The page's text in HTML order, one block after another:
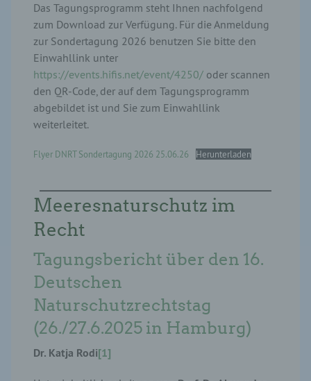
Das Tagungsprogramm steht Ihnen nachfolgend
zum Download zur Verfügung. Für die Anmeldung
zur Sondertagung 2026 benutzen Sie bitte den
Einwahllink unter
https://events.hifis.net/event/4250/ oder scannen
den QR-Code, der auf dem Tagungsprogramm
abgebildet ist und Sie zum Einwahllink
weiterleitet.
Flyer DNRT Sondertagung 2026 25.06.26 Herunterladen
Meeresnaturschutz im
Recht
Tagungsbericht über den 16.
Deutschen
Naturschutzrechtstag
(26./27.6.2025 in Hamburg)
Dr. Katja Rodi[1]